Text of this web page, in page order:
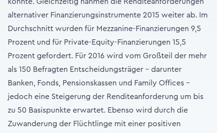
alternativer Finanzierungsinstrumente 2015 weiter ab. Im
Durchschnitt wurden für Mezzanine-Finanzierungen 9,5
Prozent und für Private-Equity-Finanzierungen 15,5
Prozent gefordert. Für 2016 wird vom Großteil der mehr
als 150 Befragten Entscheidungsträger – darunter
Banken, Fonds, Pensionskassen und Family Offices –
jedoch eine Steigerung der Renditeanforderung um bis
zu 50 Basispunkte erwartet. Ebenso wird durch die
Zuwanderung der Flüchtlinge mit einer positiven